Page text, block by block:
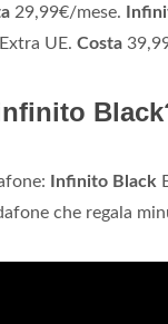
29,99€/mese.
UE. Costa
Infinito Black
che regala